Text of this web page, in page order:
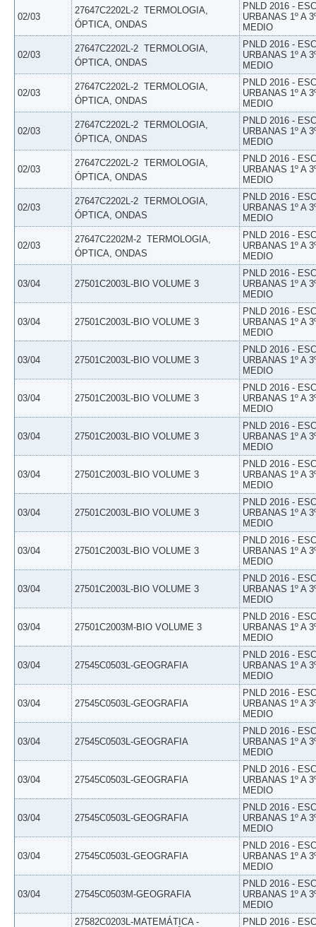
02/03
27647C2202L-2  TERMOLOGIA,
ÓPTICA, ONDAS
PNLD 2016 -
URBANAS 1º A
MEDIO
02/03
27647C2202L-2  TERMOLOGIA,
ÓPTICA, ONDAS
PNLD 2016 -
URBANAS 1º A
MEDIO
02/03
27647C2202L-2  TERMOLOGIA,
ÓPTICA, ONDAS
PNLD 2016 -
URBANAS 1º A
MEDIO
02/03
27647C2202L-2  TERMOLOGIA,
ÓPTICA, ONDAS
PNLD 2016 -
URBANAS 1º A
MEDIO
02/03
27647C2202L-2  TERMOLOGIA,
ÓPTICA, ONDAS
PNLD 2016 -
URBANAS 1º A
MEDIO
02/03
27647C2202L-2  TERMOLOGIA,
ÓPTICA, ONDAS
PNLD 2016 -
URBANAS 1º A
MEDIO
02/03
27647C2202M-2  TERMOLOGIA,
ÓPTICA, ONDAS
PNLD 2016 -
URBANAS 1º A
MEDIO
03/04 27501C2003L-BIO VOLUME 3
PNLD 2016 -
URBANAS 1º A
MEDIO
03/04 27501C2003L-BIO VOLUME 3
PNLD 2016 -
URBANAS 1º A
MEDIO
03/04 27501C2003L-BIO VOLUME 3
PNLD 2016 -
URBANAS 1º A
MEDIO
03/04 27501C2003L-BIO VOLUME 3
PNLD 2016 -
URBANAS 1º A
MEDIO
03/04 27501C2003L-BIO VOLUME 3
PNLD 2016 -
URBANAS 1º A
MEDIO
03/04 27501C2003L-BIO VOLUME 3
PNLD 2016 -
URBANAS 1º A
MEDIO
03/04 27501C2003L-BIO VOLUME 3
PNLD 2016 -
URBANAS 1º A
MEDIO
03/04 27501C2003L-BIO VOLUME 3
PNLD 2016 -
URBANAS 1º A
MEDIO
03/04 27501C2003L-BIO VOLUME 3
PNLD 2016 -
URBANAS 1º A
MEDIO
03/04 27501C2003M-BIO VOLUME 3
PNLD 2016 -
URBANAS 1º A
MEDIO
03/04 27545C0503L-GEOGRAFIA
PNLD 2016 -
URBANAS 1º A
MEDIO
03/04 27545C0503L-GEOGRAFIA
PNLD 2016 -
URBANAS 1º A
MEDIO
03/04 27545C0503L-GEOGRAFIA
PNLD 2016 -
URBANAS 1º A
MEDIO
03/04 27545C0503L-GEOGRAFIA
PNLD 2016 -
URBANAS 1º A
MEDIO
03/04 27545C0503L-GEOGRAFIA
PNLD 2016 -
URBANAS 1º A
MEDIO
03/04 27545C0503L-GEOGRAFIA
PNLD 2016 -
URBANAS 1º A
MEDIO
03/04 27545C0503M-GEOGRAFIA
PNLD 2016 -
URBANAS 1º A
MEDIO
27582C0203L-MATEMÁTICA -
PNLD 2016 -